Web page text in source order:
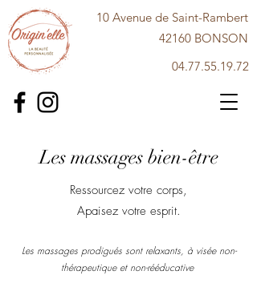
10 Avenue de Saint-Rambert
42160 BONSON
04.77.55.19.72
Les massages bien-être
Ressourcez votre corps,
Apaisez votre esprit.
Les massages prodigués sont relaxants, à visée non-
thérapeutique et non-rééducative